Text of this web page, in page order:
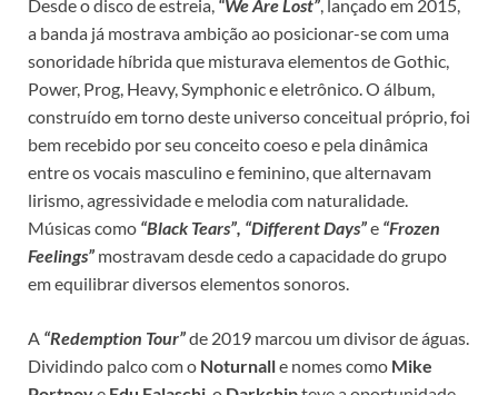
Desde o disco de estreia, “We Are Lost”, lançado em 2015,
a banda já mostrava ambição ao posicionar-se com uma
sonoridade híbrida que misturava elementos de Gothic,
Power, Prog, Heavy, Symphonic e eletrônico. O álbum,
construído em torno deste universo conceitual próprio, foi
bem recebido por seu conceito coeso e pela dinâmica
entre os vocais masculino e feminino, que alternavam
lirismo, agressividade e melodia com naturalidade.
Músicas como “Black Tears”, “Different Days”e “Frozen
Feelings” mostravam desde cedo a capacidade do grupo
em equilibrar diversos elementos sonoros.
A “Redemption Tour”de 2019 marcou um divisor de águas.
Dividindo palco com o Noturnalle nomes como Mike